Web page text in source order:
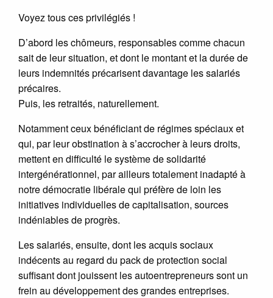
Voyez tous ces privilégiés !
D’abord les chômeurs, responsables comme chacun
sait de leur situation, et dont le montant et la durée de
leurs indemnités précarisent davantage les salariés
précaires.
Puis, les retraités, naturellement.
Notamment ceux bénéficiant de régimes spéciaux et
qui, par leur obstination à s’accrocher à leurs droits,
mettent en difficulté le système de solidarité
intergénérationnel, par ailleurs totalement inadapté à
notre démocratie libérale qui préfère de loin les
initiatives individuelles de capitalisation, sources
indéniables de progrès.
Les salariés, ensuite, dont les acquis sociaux
indécents au regard du pack de protection social
suffisant dont jouissent les autoentrepreneurs sont un
frein au développement des grandes entreprises.